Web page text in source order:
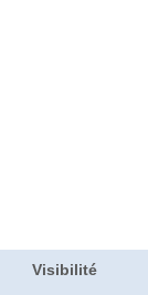
Visibilité